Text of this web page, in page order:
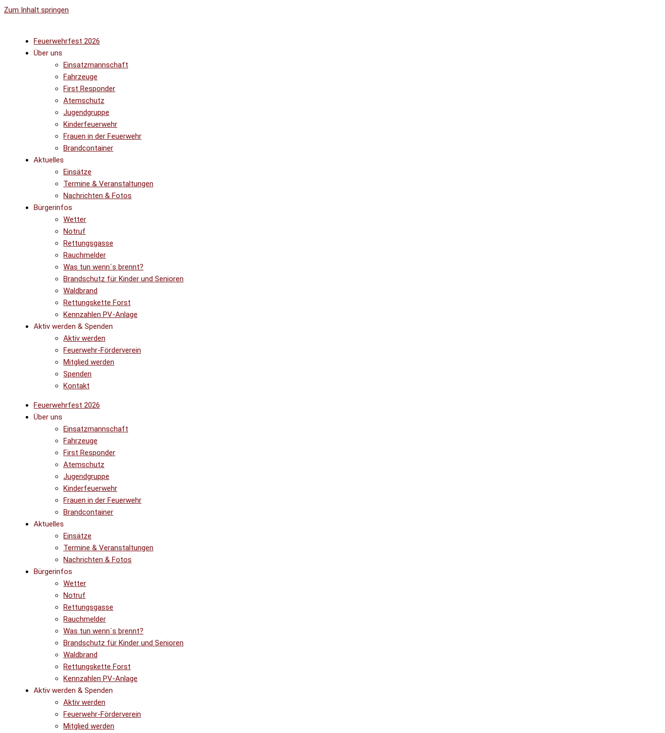
Zum Inhalt springen
Feuerwehrfest 2026
Über uns
Einsatzmannschaft
Fahrzeuge
First Responder
Atemschutz
Jugendgruppe
Kinderfeuerwehr
Frauen in der Feuerwehr
Brandcontainer
Aktuelles
Einsätze
Termine & Veranstaltungen
Nachrichten & Fotos
Bürgerinfos
Wetter
Notruf
Rettungsgasse
Rauchmelder
Was tun wenn´s brennt?
Brandschutz für Kinder und Senioren
Waldbrand
Rettungskette Forst
Kennzahlen PV-Anlage
Aktiv werden & Spenden
Aktiv werden
Feuerwehr-Förderverein
Mitglied werden
Spenden
Kontakt
Feuerwehrfest 2026
Über uns
Einsatzmannschaft
Fahrzeuge
First Responder
Atemschutz
Jugendgruppe
Kinderfeuerwehr
Frauen in der Feuerwehr
Brandcontainer
Aktuelles
Einsätze
Termine & Veranstaltungen
Nachrichten & Fotos
Bürgerinfos
Wetter
Notruf
Rettungsgasse
Rauchmelder
Was tun wenn´s brennt?
Brandschutz für Kinder und Senioren
Waldbrand
Rettungskette Forst
Kennzahlen PV-Anlage
Aktiv werden & Spenden
Aktiv werden
Feuerwehr-Förderverein
Mitglied werden